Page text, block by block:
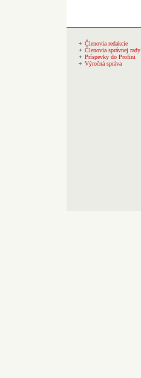
Členovia redakcie
Členovia správnej rady
Príspevky do Profini
Výročná správa